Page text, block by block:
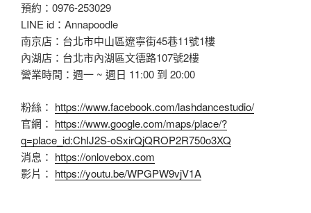
預約：0976-253029
LINE id：Annapoodle
南京店：台北市中山區遼寧街45巷11號1樓
內湖店：台北市內湖區文德路107號2樓
營業時間：週一 ~ 週日 11:00 到 20:00
粉絲： https://www.facebook.com/lashdancestudio/
官網： https://www.google.com/maps/place/?
q=place_id:ChIJ2S-oSxirQjQROP2R750o3XQ
消息： https://onlovebox.com
影片： https://youtu.be/WPGPW9vjV1A